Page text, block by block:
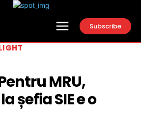
Subscribe
MRU,
șefia SIE e o